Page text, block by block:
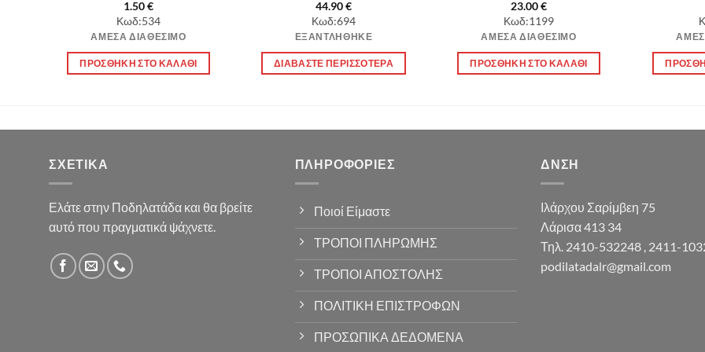
1.50€
Κωδ:534
ΆΜΕΣΑ ΔΙΑΘΈΣΙΜΟ
ΠΡΟΣΘΉΚΗ ΣΤΟ ΚΑΛΆΘΙ
44.90€
Κωδ:694
ΕΞΑΝΤΛΉΘΗΚΕ
ΔΙΑΒΆΣΤΕ ΠΕΡΙΣΣΌΤΕΡΑ
23.00€
Κωδ:1199
ΆΜΕΣΑ ΔΙΑΘΈΣΙΜΟ
ΠΡΟΣΘΉΚΗ ΣΤΟ ΚΑΛΆΘΙ
ΣΧΕΤΙΚΆ
Ελάτε στην Ποδηλατάδα και θα βρείτε
αυτό που πραγματικά ψάχνετε.
ΠΛΗΡΟΦΟΡΊΕΣ
Ποιοί Είμαστε
ΤΡΟΠΟΙ ΠΛΗΡΩΜΗΣ
ΤΡΟΠΟΙ ΑΠΟΣΤΟΛΗΣ
ΠΟΛΙΤΙΚΗ ΕΠΙΣΤΡΟΦΩΝ
ΠΡΟΣΩΠΙΚΑ ΔΕΔΟΜΕΝΑ
ΔΝΣΗ
Ιλάρχου Σαρίμβεη 75
Λάρισα 413 34
Τηλ. 2410-532248 , 2411-
podilatadalr@gmail.com